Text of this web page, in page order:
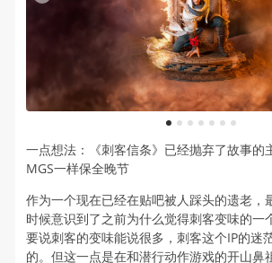
1 2 3 4 5 6 7
一点想法：《刺客信条》已经抛弃了故事的
MGS一样保全晚节
作为一个现在已经在贴吧被人踩头的遗老，
时候意识到了之前为什么觉得刺客变味的一
要说刺客的变味能说很多，刺客这个IP的迷
的。但这一点是在和潜行动作游戏的开山鼻